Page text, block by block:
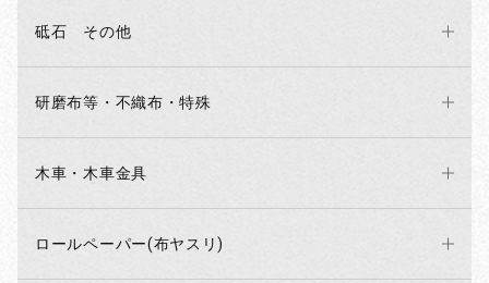
砥石 その他
研磨布等・不織布・特殊
木車・木車金具
ロールペーパー(布ヤスリ)
お買い物を続ける